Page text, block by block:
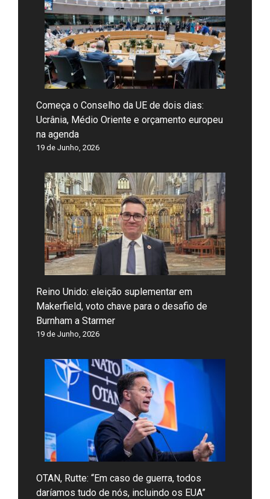
Começa o Conselho da UE de dois dias:
Ucrânia, Médio Oriente e orçamento europeu
na agenda
19 de Junho, 2026
Reino Unido: eleição suplementar em
Makerfield, voto chave para o desafio de
Burnham a Starmer
19 de Junho, 2026
OTAN, Rutte: “Em caso de guerra, todos
daríamos tudo de nós, incluindo os EUA”